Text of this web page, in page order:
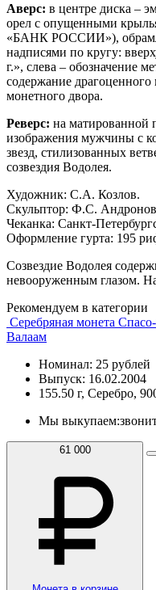
Аверс: в центре диска –
орел с опущенными
«БАНК РОССИИ»),
надписями по кругу:
г.», слева – обозначение
содержание драгоценного
монетного двора.
Реверс: на матированной
изображения мужчины с
звезд, стилизованных
созвездия Водолея.
Художник: C.А. Козлов.
Скульптор: Ф.С.
Чеканка: Санкт-
Оформление гурта: 195
Созвездие Водолея
невооруженным глазом.
Рекомендуем в категории
Серебряная монета
Валаам
Номинал: 25 рублей
Выпуск: 16.02.2004
155.50 г, Серебро,
Мы выкупаем:
61 000